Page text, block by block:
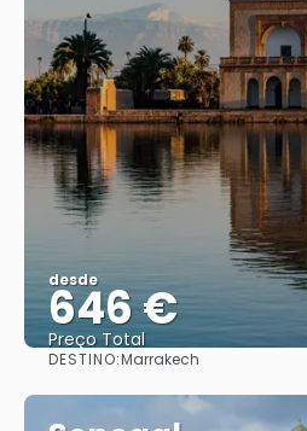
desde
646 €
Preço Total
DESTINO:Marrakech